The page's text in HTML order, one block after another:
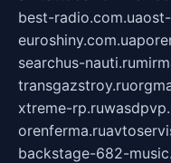
best-radio.com.ua
euroshiny.com.ua
searchus-nauti.ru
transgazstroy.ru
xtreme-rp.ru
orenferma.ru
backstage-682-